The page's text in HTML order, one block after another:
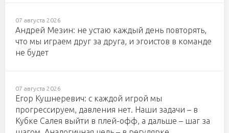
07 августа 2026
Андрей Мезин: не устаю каждый день повторять,
что мы играем друг за друга, и эгоистов в команде
не будет
07 августа 2026
Егор Кушнеревич: с каждой игрой мы
прогрессируем, давления нет. Наши задачи – в
Кубке Салея выйти в плей-офф, а дальше – шаг за